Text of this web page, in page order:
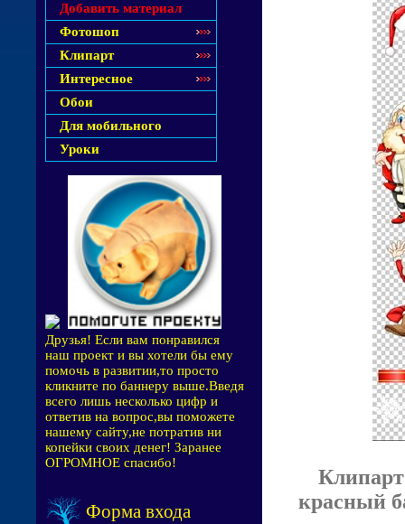
Добавить материал
Фотошоп
Клипарт
Интересное
Обои
Для мобильного
Уроки
Друзья! Если вам понравился
наш проект и вы хотели бы ему
помочь в развитии,то просто
кликните по баннеру выше.Введя
всего лишь несколько цифр и
ответив на вопрос,вы поможете
нашему сайту,не потратив ни
копейки своих денег! Заранее
ОГРОМНОЕ спасибо!
Форма входа
красный